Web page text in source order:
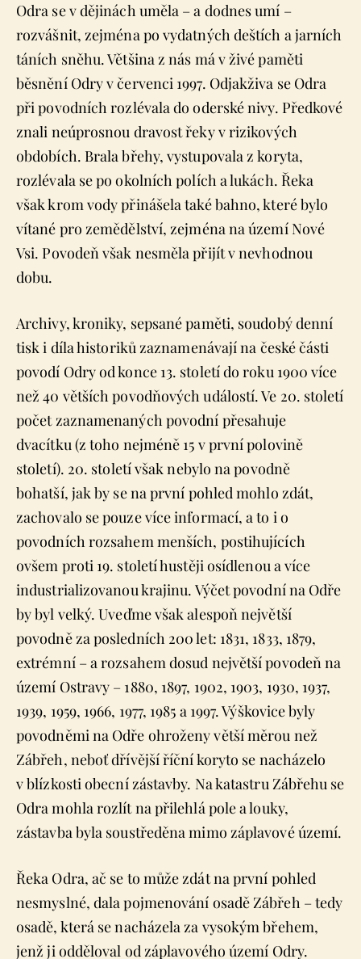
Odra se v dějinách uměla – a dodnes umí –
rozvášnit, zejména po vydatných deštích a jarních
táních sněhu. Většina z nás má v živé paměti
běsnění Odry v červenci 1997. Odjakživa se Odra
při povodních rozlévala do oderské nivy. Předkové
znali neúprosnou dravost řeky v rizikových
obdobích. Brala břehy, vystupovala z koryta,
rozlévala se po okolních polích a lukách. Řeka
však krom vody přinášela také bahno, které bylo
vítané pro zemědělství, zejména na území Nové
Vsi. Povodeň však nesměla přijít v nevhodnou
dobu.
Archivy, kroniky, sepsané paměti, soudobý denní
tisk i díla historiků zaznamenávají na české části
povodí Odry od konce 13. století do roku 1900 více
než 40 větších povodňových událostí. Ve 20. století
počet zaznamenaných povodní přesahuje
dvacítku (z toho nejméně 15 v první polovině
století). 20. století však nebylo na povodně
bohatší, jak by se na první pohled mohlo zdát,
zachovalo se pouze více informací, a to i o
povodních rozsahem menších, postihujících
ovšem proti 19. století hustěji osídlenou a více
industrializovanou krajinu. Výčet povodní na Odře
by byl velký. Uveďme však alespoň největší
povodně za posledních 200 let: 1831, 1833, 1879,
extrémní – a rozsahem dosud největší povodeň na
území Ostravy – 1880, 1897, 1902, 1903, 1930, 1937,
1939, 1959, 1966, 1977, 1985 a 1997. Výškovice byly
povodněmi na Odře ohroženy větší měrou než
Zábřeh, neboť dřívější říční koryto se nacházelo
v blízkosti obecní zástavby. Na katastru Zábřehu se
Odra mohla rozlít na přilehlá pole a louky,
zástavba byla soustředěna mimo záplavové území.
Řeka Odra, ač se to může zdát na první pohled
nesmyslné, dala pojmenování osadě Zábřeh – tedy
osadě, která se nacházela za vysokým břehem,
jenž ji odděloval od záplavového území Odry.